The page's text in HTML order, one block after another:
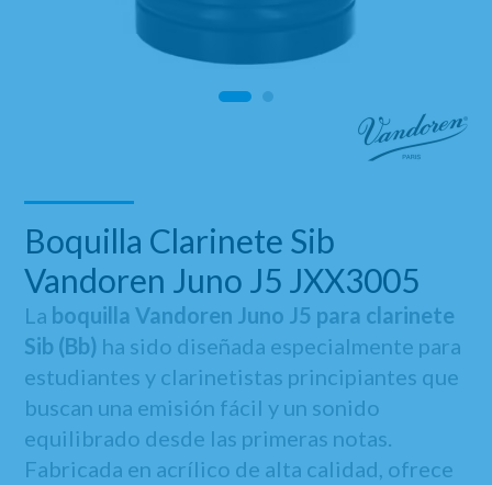
Boquilla Clarinete Sib
Vandoren Juno J5 JXX3005
La boquilla Vandoren Juno J5 para clarinete
Sib (Bb) ha sido diseñada especialmente para
estudiantes y clarinetistas principiantes que
buscan una emisión fácil y un sonido
equilibrado desde las primeras notas.
Fabricada en acrílico de alta calidad, ofrece